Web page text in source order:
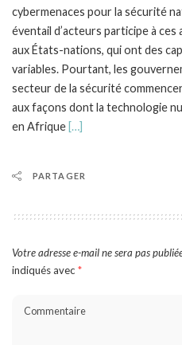
cybermenaces pour la sécurité
éventail d’acteurs participe à
aux États-nations, qui ont des
variables. Pourtant, les
secteur de la sécurité
aux façons dont la technologie
en Afrique […]
PARTAGER
Votre adresse e-mail ne sera pas
indiqués avec *